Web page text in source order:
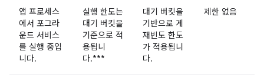
앱 프로세스
에서 포그라
운드 서비스
를 실행 중입
니다.
실행 한도는
대기 버킷을
기준으로 적
용됩니
다.***
대기 버킷을
기반으로 게
재빈도 한도
가 적용됩니
다.
제한 없음